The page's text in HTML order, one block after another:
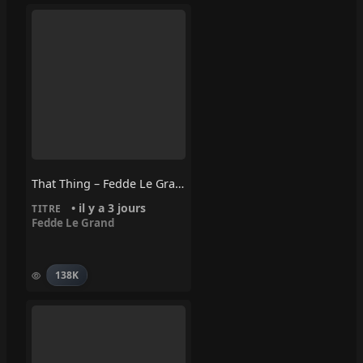
That Thing – Fedde Le Grand
TITRE • il y a 3 jours
Fedde Le Grand
138K